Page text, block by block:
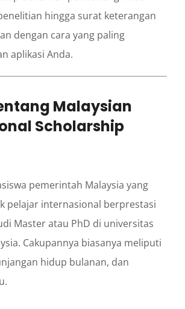
hingga surat keterangan
dengan cara yang paling
aplikasi Anda.
Malaysian
Scholarship
pemerintah Malaysia yang
pelajar internasional berprestasi
Master atau PhD di universitas
Cakupannya biasanya meliputi
hidup bulanan, dan